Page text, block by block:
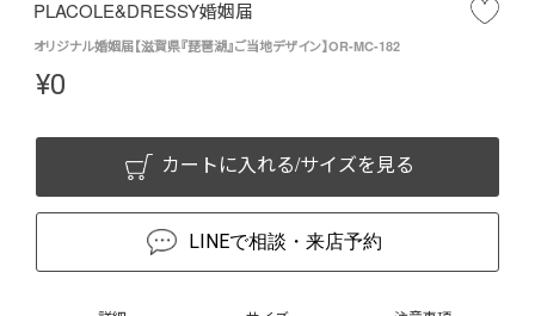
PLACOLE&DRESSY婚姻届
オリジナル婚姻届【滋賀県『琵琶湖』ご当地デザイン】OR-MC-182
¥0
カートに入れる/サイズを見る
LINEで相談・来店予約